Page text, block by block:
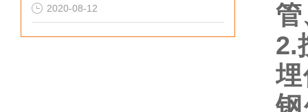
2020-08-12
管
2.